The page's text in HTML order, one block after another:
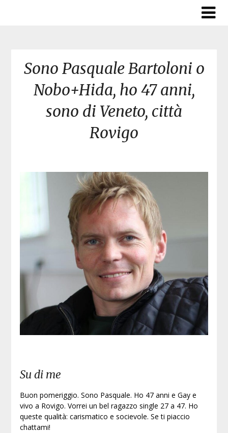
Sono Pasquale Bartoloni o
Nobo+Hida, ho 47 anni,
sono di Veneto, città
Rovigo
Su di me
Buon pomeriggio. Sono Pasquale. Ho 47 anni e Gay e
vivo a Rovigo. Vorrei un bel ragazzo single 27 a 47. Ho
queste qualità: carismatico e socievole. Se ti piaccio
chattami!